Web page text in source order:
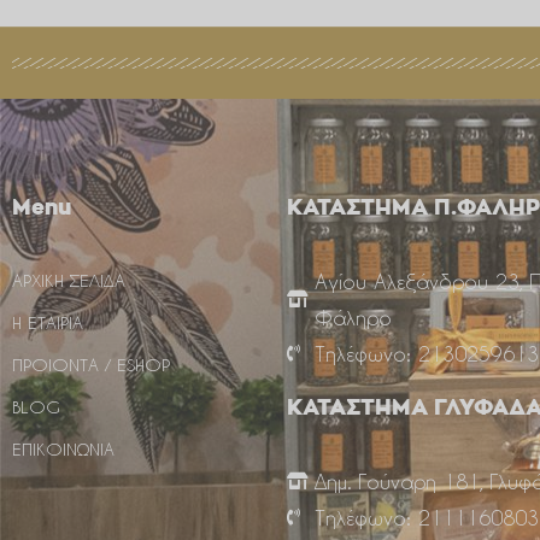
Menu
ΑΡΧΙΚΗ ΣΕΛΙΔΑ
Η ΕΤΑΙΡΙΑ
ΠΡΟΙΟΝΤΑ / ESHOP
BLOG
ΕΠΙΚΟΙΝΩΝΙΑ
ΚΑΤΑΣΤΗΜΑ
Αγίου Αλεξάνδρου 23,
Φάληρο
Τηλέφωνο: 2130259613
ΚΑΤΑΣΤΗΜΑ
Δημ. Γούναρη 181,
Τηλέφωνο: 2111160803